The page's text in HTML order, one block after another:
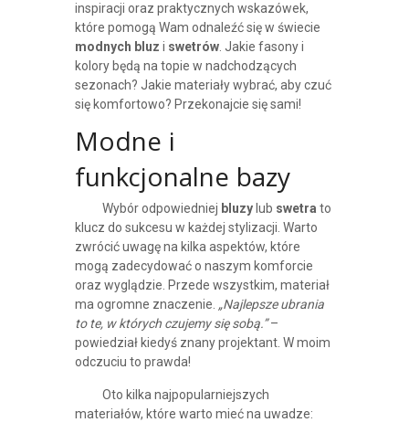
inspiracji oraz praktycznych wskazówek,
które pomogą Wam odnaleźć się w świecie
modnych bluz i swetrów. Jakie fasony i
kolory będą na topie w nadchodzących
sezonach? Jakie materiały wybrać, aby czuć
się komfortowo? Przekonajcie się sami!
Modne i
funkcjonalne bazy
Wybór odpowiedniej bluzylub swetra to
klucz do sukcesu w każdej stylizacji. Warto
zwrócić uwagę na kilka aspektów, które
mogą zadecydować o naszym komforcie
oraz wyglądzie. Przede wszystkim, materiał
ma ogromne znaczenie. „Najlepsze ubrania
to te, w których czujemy się sobą.”–
powiedział kiedyś znany projektant. W moim
odczuciu to prawda!
Oto kilka najpopularniejszych
materiałów, które warto mieć na uwadze: